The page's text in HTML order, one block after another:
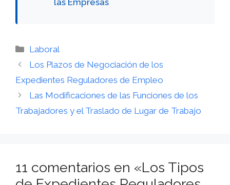
Categorías
Laboral
Los Plazos de Negociación de los
Expedientes Reguladores de Empleo
Las Modificaciones de las Funciones de los
Trabajadores y el Traslado de Lugar de Trabajo
11 comentarios en «Los Tipos